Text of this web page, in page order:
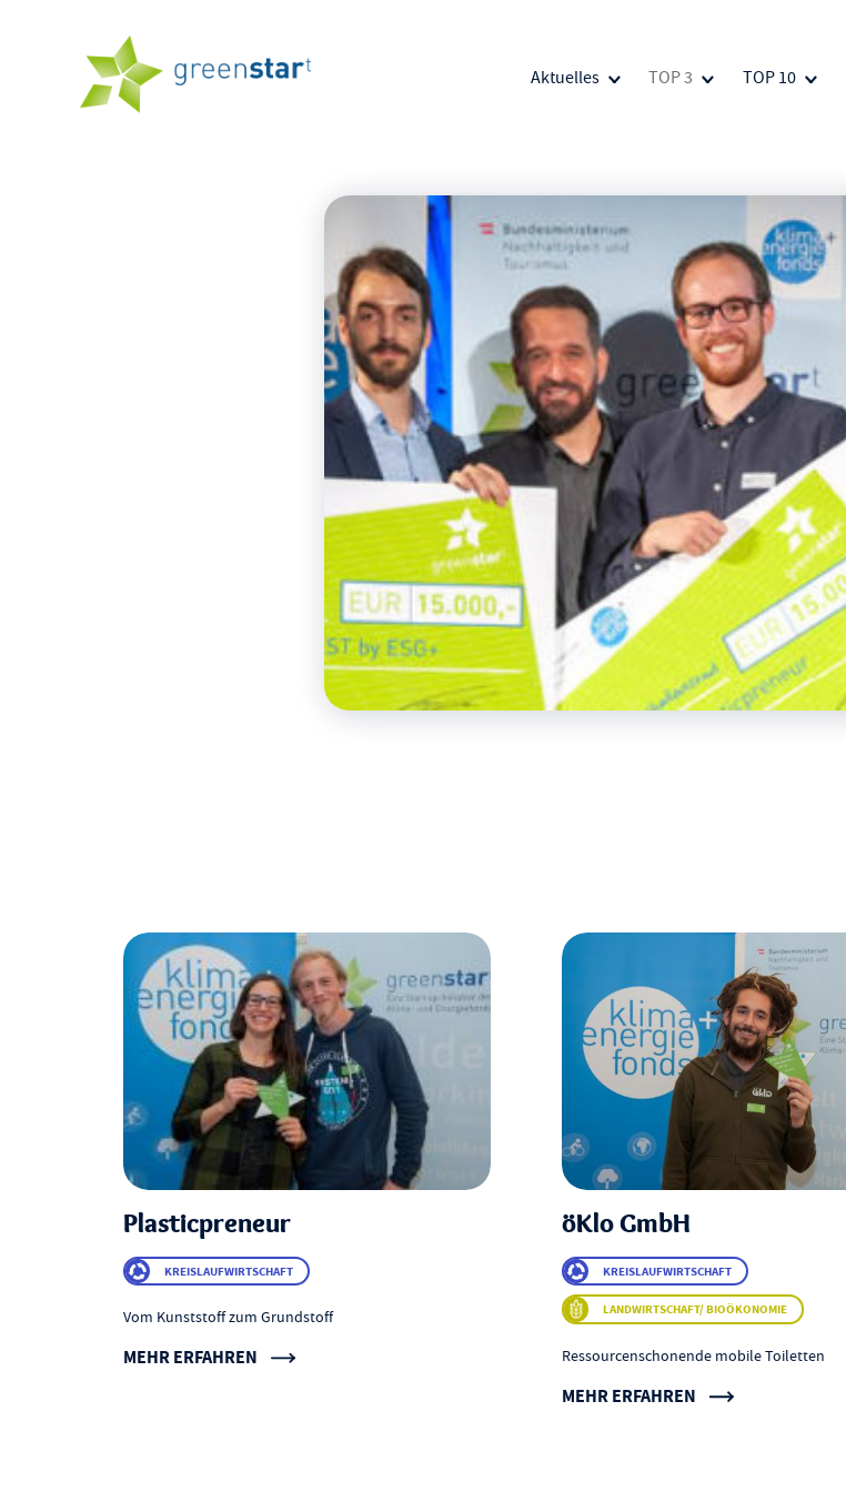
Aktuelles TOP 3 TOP 10
Plasticpreneur
KREISLAUFWIRTSCHAFT
Vom Kunststoff zum Grundstoff
MEHR ERFAHREN
öKlo GmbH
KREISLAUFWIRTSCHAFT
LANDWIRTSCHAFT/ BIOÖKONOMIE
Ressourcenschonende mobile Toiletten
MEHR ERFAHREN